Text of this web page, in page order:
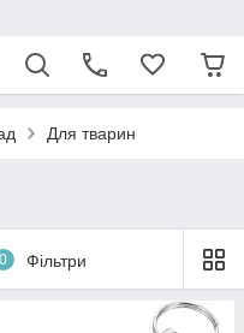
Для тварин
0 Фільтри